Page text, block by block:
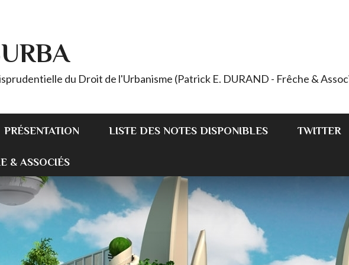
du Droit de l'Urbanisme (Patrick E. DURAND - Frêche &
PRÉSENTATION LISTE DES NOTES DISPONIBLES TWITTER
& ASSOCIÉS